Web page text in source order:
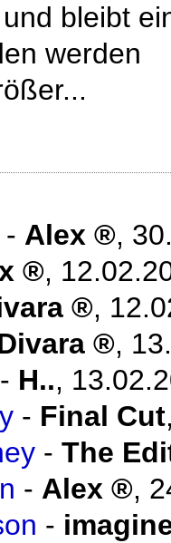
bleibt
werden
- Alex ,
,
,
,
- H..,
- Final Cut
- The
- Alex ,
-